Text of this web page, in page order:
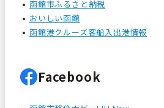
函館市ふるさと納税
おいしい函館
函館港クルーズ客船入出港情報
Facebook